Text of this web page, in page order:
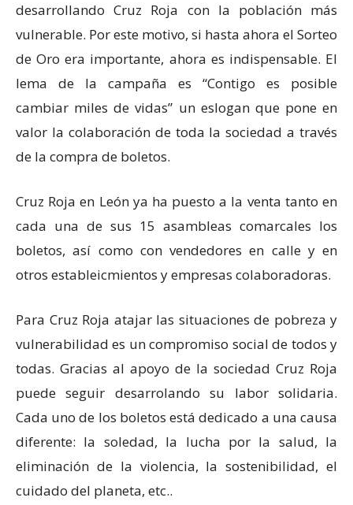
desarrollando Cruz Roja con la población más
vulnerable. Por este motivo, si hasta ahora el Sorteo
de Oro era importante, ahora es indispensable. El
lema de la campaña es “Contigo es posible
cambiar miles de vidas” un eslogan que pone en
valor la colaboración de toda la sociedad a través
de la compra de boletos.
Cruz Roja en León ya ha puesto a la venta tanto en
cada una de sus 15 asambleas comarcales los
boletos, así como con vendedores en calle y en
otros estableicmientos y empresas colaboradoras.
Para Cruz Roja atajar las situaciones de pobreza y
vulnerabilidad es un compromiso social de todos y
todas. Gracias al apoyo de la sociedad Cruz Roja
puede seguir desarrolando su labor solidaria.
Cada uno de los boletos está dedicado a una causa
diferente: la soledad, la lucha por la salud, la
eliminación de la violencia, la sostenibilidad, el
cuidado del planeta, etc..